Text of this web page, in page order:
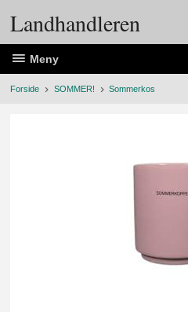
Landhandleren
Meny
Forside SOMMER! Sommerkos